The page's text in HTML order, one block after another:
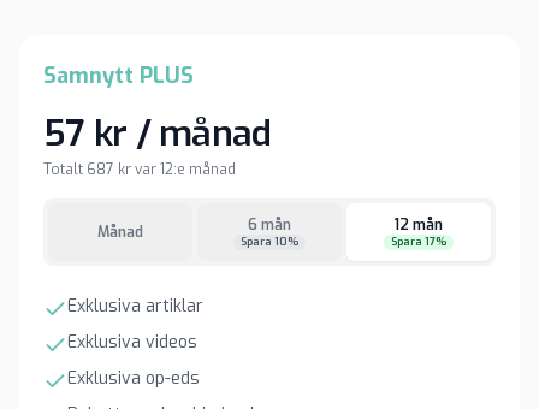
Samnytt PLUS
57 kr / månad
Totalt 687 kr var 12:e månad
Månad 6 mån
Spara 10%
12 mån
Spara 17%
Exklusiva artiklar
Exklusiva videos
Exklusiva op-eds